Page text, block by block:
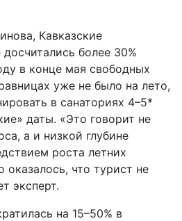
Кавказские
более 30%
в конце мая свободных
уже не было на лето,
в санаториях 4–5*
даты. «Это говорит не
а и низкой глубине
роста летних
оказалось, что турист не
эксперт.
на 15–50% в